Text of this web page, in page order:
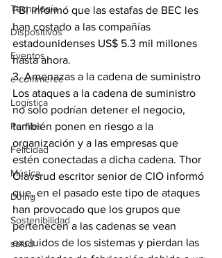
Tecnología
Dispositivos
Eventos
e-commerce
Logística
Perfiles
Felicidad
Música
DJing
Sostenibilidad
salud
FBI informó que las estafas de BEC les
han costado a las compañías
estadounidenses US$ 5.3 mil millones
hasta ahora.
3. Amenazas a la cadena de suministro
Los ataques a la cadena de suministro
no solo podrían detener el negocio,
también ponen en riesgo a la
organización y a las empresas que
estén conectadas a dicha cadena. Thor
Olavsrud escritor senior de CIO informó
que, en el pasado este tipo de ataques
han provocado que los grupos que
pertenecen a las cadenas se vean
excluidos de los sistemas y pierdan las